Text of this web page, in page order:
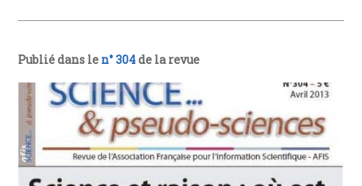
Publié dans le n° 304de la revue